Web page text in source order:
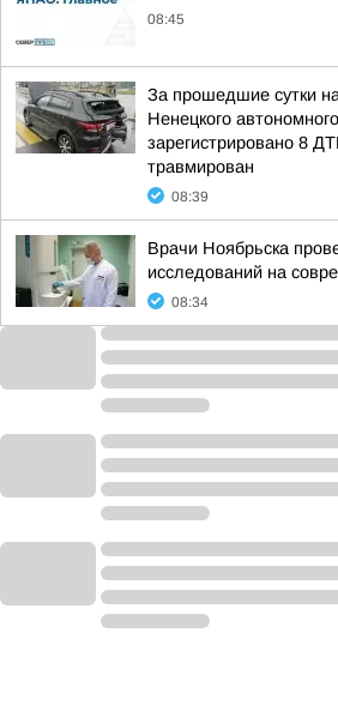
08:45
За прошедшие сутки
Ненецкого
зарегистрировано 8
травмирован
08:39
Врачи Ноябрьска
исследований на
08:34